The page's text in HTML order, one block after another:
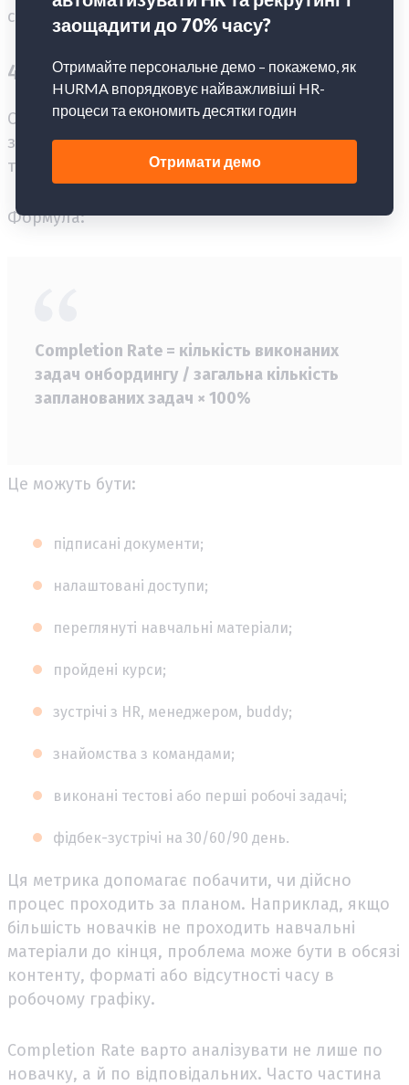
ситуацію.
4. Completion Rate онбординг-плану
Completion Rate показує, який відсоток задач,
зустрічей, навчальних матеріалів і контрольних
точок новачок пройшов у межах онбордингу.
Формула:
Completion Rate = кількість виконаних
задач онбордингу / загальна кількість
запланованих задач × 100%
Це можуть бути:
підписані документи;
налаштовані доступи;
переглянуті навчальні матеріали;
пройдені курси;
зустрічі з HR, менеджером, buddy;
знайомства з командами;
виконані тестові або перші робочі задачі;
фідбек-зустрічі на 30/60/90 день.
Ця метрика допомагає побачити, чи дійсно
процес проходить за планом. Наприклад, якщо
більшість новачків не проходить навчальні
матеріали до кінця, проблема може бути в обсязі
контенту, форматі або відсутності часу в
робочому графіку.
Completion Rate варто аналізувати не лише по
новачку, а й по відповідальних. Часто частина